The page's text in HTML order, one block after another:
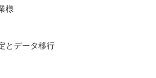
様
とデータ移行